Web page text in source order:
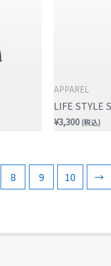
APPAREL
LIFE STYLE
¥3,300 (税込)
8 9 10 →